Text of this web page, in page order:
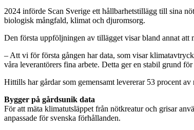
2024 införde Scan Sverige ett hållbarhetstillägg till sina
biologisk mångfald, klimat och djuromsorg.
Den första uppföljningen av tillägget visar bland annat att
– Att vi för första gången har data, som visar
våra leverantörers fina arbete. Detta ger en stabil grund
Hittills har gårdar som gemensamt levererar 53 procent
Bygger på gårdsunik data
För att mäta klimatutsläppet från nötkreatur och grisar
anpassade för svenska förhållanden.